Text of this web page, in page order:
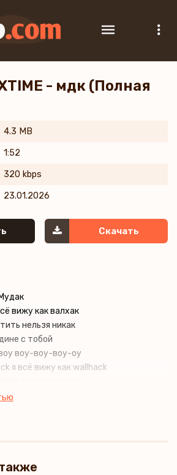
- мдк (Полная
4.3 MB
1:52
320 kbps
23.01.2026
Скачать
вижу как валхак
нельзя никак
с тобой
воу-воу-воу-оу
я всё вижу как wallhack
с тобой